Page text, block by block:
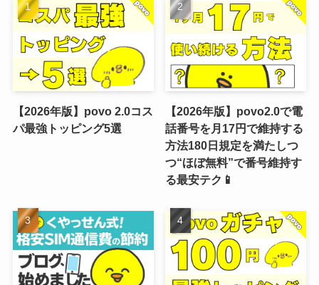
【2026年版】povo 2.0コス
パ最強トッピング5選
【2026年版】povo2.0で電
話番号を月17円で維持する
方法180日規定を満たしつ
つ“ほぼ無料”で番号維持す
る最安テク📱